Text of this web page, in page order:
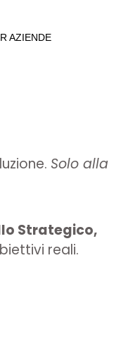
AZIENDE
Solo alla
Strategico,
reali.